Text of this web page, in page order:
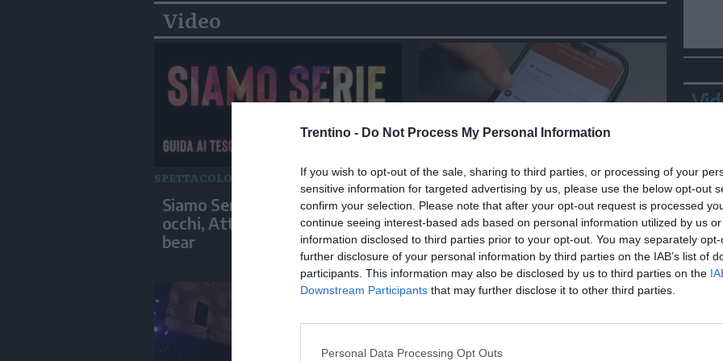
Trentino - Do Not Process My Personal Information
If you wish to opt-out of the sale, sharing to third parties, or processing of your
sensitive information for targeted advertising by us, please use the below opt-out
confirm your selection. Please note that after your opt-out request is processed
continue seeing interest-based ads based on personal information utilized by us
information disclosed to third parties prior to your opt-out. You may separately
further disclosure of your personal information by third parties on the IAB’s list of
participants. This information may also be disclosed by us to third parties on the
Downstream Participants that may further disclose it to other third parties.
Personal Data Processing Opt Outs
Video
SPETTACOLO
Siamo Serie: L'estate nei tuoi
occhi, Attitudini: nessuna, The
bear
ITALIA
La fibra aiuta l'IA ad abbattere
la burocrazia, progetto pilota
in Veneto